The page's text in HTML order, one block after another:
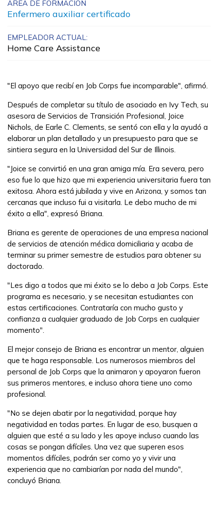
Asistente médico clínico
Insurance and Financial
- Customer Service -
Aprender más
Estudiantes
Padres/Influenciadores
Empleadores
FAQs
English
COMIENZA YA
ÁREA DE FORMACIÓN
Enfermero auxiliar certificado
EMPLEADOR ACTUAL:
Home Care Assistance
"El apoyo que recibí en Job Corps fue incomparable", afirmó.
Después de completar su título de asociado en Ivy Tech, su
asesora de Servicios de Transición Profesional, Joice
Nichols, de Earle C. Clements, se sentó con ella y la ayudó a
elaborar un plan detallado y un presupuesto para que se
sintiera segura en la Universidad del Sur de Illinois.
"Joice se convirtió en una gran amiga mía. Era severa, pero
eso fue lo que hizo que mi experiencia universitaria fuera tan
exitosa. Ahora está jubilada y vive en Arizona, y somos tan
cercanas que incluso fui a visitarla. Le debo mucho de mi
éxito a ella", expresó Briana.
Briana es gerente de operaciones de una empresa nacional
de servicios de atención médica domiciliaria y acaba de
terminar su primer semestre de estudios para obtener su
doctorado.
"Les digo a todos que mi éxito se lo debo a Job Corps. Este
programa es necesario, y se necesitan estudiantes con
estas certificaciones. Contrataría con mucho gusto y
confianza a cualquier graduado de Job Corps en cualquier
momento".
El mejor consejo de Briana es encontrar un mentor, alguien
que te haga responsable. Los numerosos miembros del
personal de Job Corps que la animaron y apoyaron fueron
sus primeros mentores, e incluso ahora tiene uno como
profesional.
"No se dejen abatir por la negatividad, porque hay
negatividad en todas partes. En lugar de eso, busquen a
alguien que esté a su lado y les apoye incluso cuando las
cosas se pongan difíciles. Una vez que superen esos
momentos difíciles, podrán ser como yo y vivir una
experiencia que no cambiarían por nada del mundo",
concluyó Briana.